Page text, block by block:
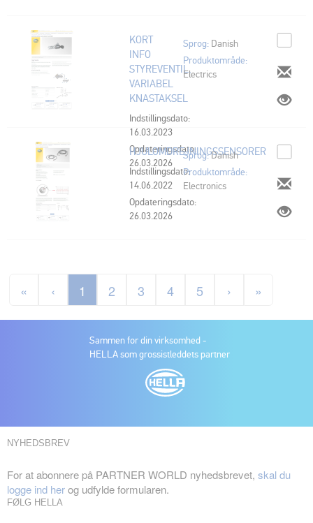
KORT
INFO
STYREVENTIL,
VARIABEL
KNASTAKSEL
Indstillingsdato:
16.03.2023
Opdateringsdato:
26.03.2026
Sprog: Danish
Produktområde:
Electrics
HJULOMDREJNINGSSENSORER
Indstillingsdato:
14.06.2022
Opdateringsdato:
26.03.2026
Sprog:Danish
Produktområde:
Electronics
« ‹ 1 2 3 4 5 › »
Sammen for din virksomhed -
HELLA som grossistleddets partner
NYHEDSBREV
For at abonnere på PARTNER WORLD nyhedsbrevet, skal du
logge ind herog udfylde formularen.
FØLG HELLA